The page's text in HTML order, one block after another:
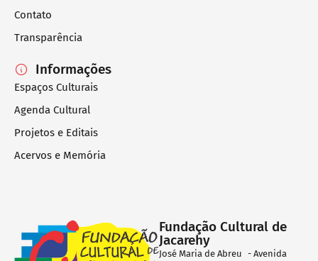
Contato
Transparência
Informações
Espaços Culturais
Agenda Cultural
Projetos e Editais
Acervos e Memória
Fundação Cultural de
Jacarehy
José Maria de Abreu - Avenida